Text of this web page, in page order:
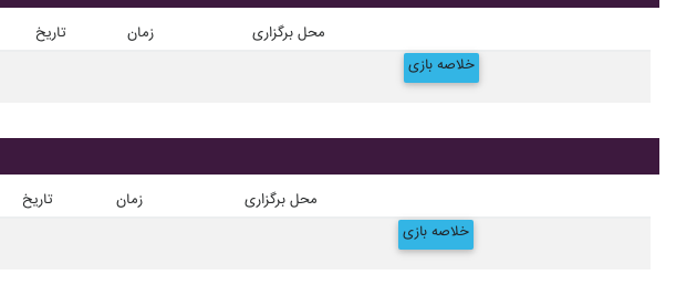
تاریخ زمان محل برگزاری
خلاصه بازی
تاریخ زمان محل برگزاری
خلاصه بازی